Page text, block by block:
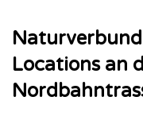
Locations an